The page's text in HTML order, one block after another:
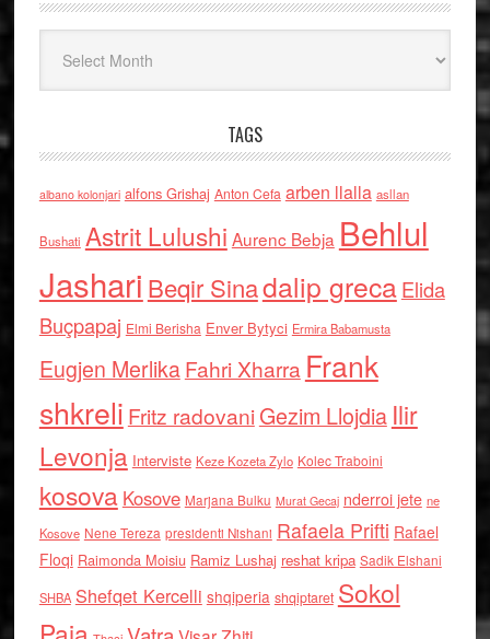
TAGS
albano kolonjari alfons Grishaj Anton Cefa arben llalla asllan
Bushati Astrit Lulushi Aurenc Bebja Behlul
Jashari Beqir Sinadalip grecaElida
Buçpapaj Elmi Berisha Enver Bytyci Ermira Babamusta
Eugjen MerlikaFahri Xharra Frank
shkreli Fritz radovaniGezim Llojdia Ilir
Levonja Interviste Keze Kozeta Zylo Kolec Traboini
kosova Kosove Marjana Bulku Murat Gecaj nderroi jete ne
Kosove Nene Tereza presidenti Nishani Rafaela Prifti Rafael
Floqi Raimonda Moisiu Ramiz Lushaj reshat kripa Sadik Elshani
SHBA Shefqet Kercelli shqiperia shqiptaret Sokol